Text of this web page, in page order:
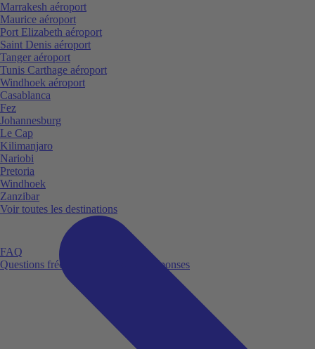
FAQ
Questions fréquemment posées et réponses
Marrakesh aéroport
Maurice aéroport
Port Elizabeth aéroport
Saint Denis aéroport
Tanger aéroport
Tunis Carthage aéroport
Windhoek aéroport
Casablanca
Fez
Johannesburg
Le Cap
Kilimanjaro
Nariobi
Pretoria
Windhoek
Zanzibar
Voir toutes les destinations